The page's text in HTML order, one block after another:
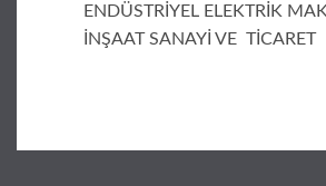
ENDÜSTRİYEL ELEKTRİK
İNŞAAT SANAYİ VE TİCARET